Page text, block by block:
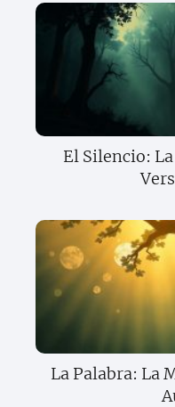
El Silencio:
La Palabra: La